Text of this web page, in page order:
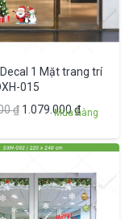
1 Mặt trang trí
015
₫ Giá
là:
1.079.000₫Giá
tại
Mua hàng